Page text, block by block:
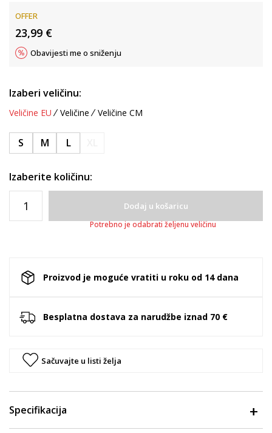
OFFER
23,99 €
Obavijesti me o sniženju
Izaberi veličinu:
Veličine EU Veličine Veličine CM
S M L
Izaberite količinu:
Dodaj u košaricu
Potrebno je odabrati željenu veličinu
Proizvod je moguće vratiti u roku od 14 dana
Besplatna dostava za narudžbe iznad 70 €
Sačuvajte u listi želja
Specifikacija